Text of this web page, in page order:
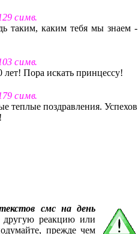
с и м в.
таким, каким тебя мы знаем -
с и м в.
Пора искать принцессу!
с и м в.
теплые поздравления. Успехов
смс на день
другую реакцию или
прежде чем